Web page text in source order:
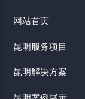
网站首页
昆明服务项目
昆明解决方案